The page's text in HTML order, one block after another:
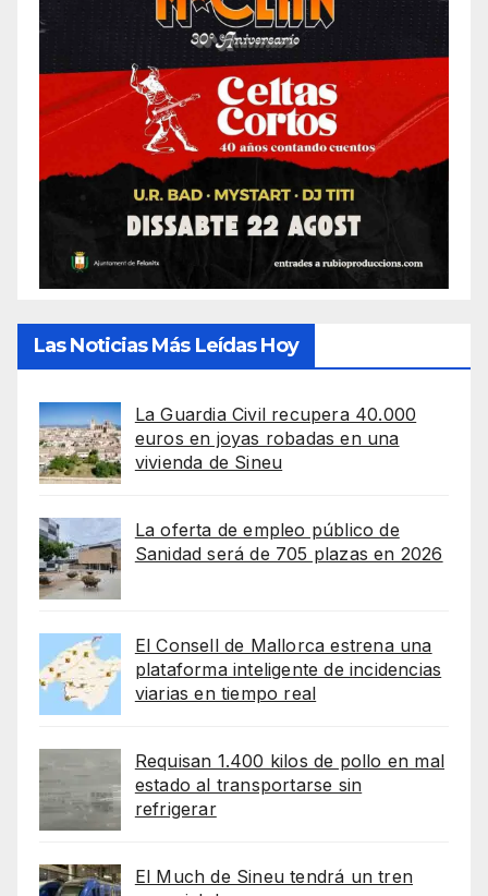
Las Noticias Más Leídas Hoy
La Guardia Civil recupera 40.000
euros en joyas robadas en una
vivienda de Sineu
La oferta de empleo público de
Sanidad será de 705 plazas en 2026
El Consell de Mallorca estrena una
plataforma inteligente de incidencias
viarias en tiempo real
Requisan 1.400 kilos de pollo en mal
estado al transportarse sin
refrigerar
El Much de Sineu tendrá un tren